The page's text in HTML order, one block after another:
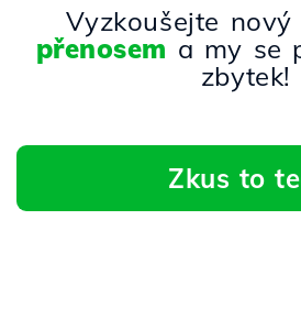
Vyzkoušejte nový
přenosem a my se
zbytek!
Zkus to